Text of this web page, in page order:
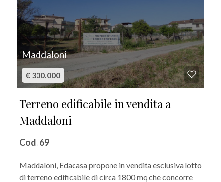
Maddaloni
€ 300.000
Terreno edificabile in vendita a
Maddaloni
Cod. 69
Maddaloni, Edacasa propone in vendita esclusiva lotto
di terreno edificabile di circa 1800 mq che concorre